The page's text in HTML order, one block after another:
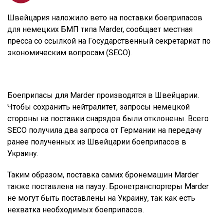
Швейцария наложило вето на поставки боеприпасов
для немецких БМП типа Marder, сообщает местная
пресса со ссылкой на Государственный секретариат по
экономическим вопросам (SECO).
Боеприпасы для Marder производятся в Швейцарии.
Чтобы сохранить нейтралитет, запросы немецкой
стороны на поставки снарядов были отклонены. Всего
SECO получила два запроса от Германии на передачу
ранее полученных из Швейцарии боеприпасов в
Украину.
Таким образом, поставка самих бронемашин Marder
также поставлена на паузу. Бронетранспортеры Marder
не могут быть поставлены на Украину, так как есть
нехватка необходимых боеприпасов.